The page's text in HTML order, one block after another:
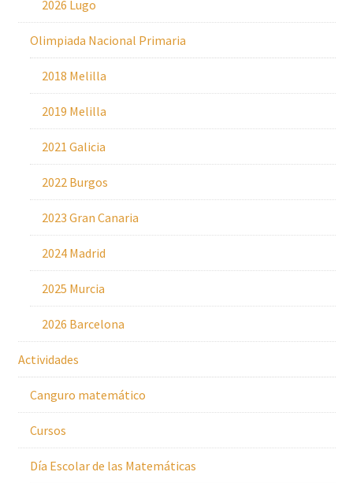
2026 Lugo
Olimpiada Nacional Primaria
2018 Melilla
2019 Melilla
2021 Galicia
2022 Burgos
2023 Gran Canaria
2024 Madrid
2025 Murcia
2026 Barcelona
Actividades
Canguro matemático
Cursos
Día Escolar de las Matemáticas